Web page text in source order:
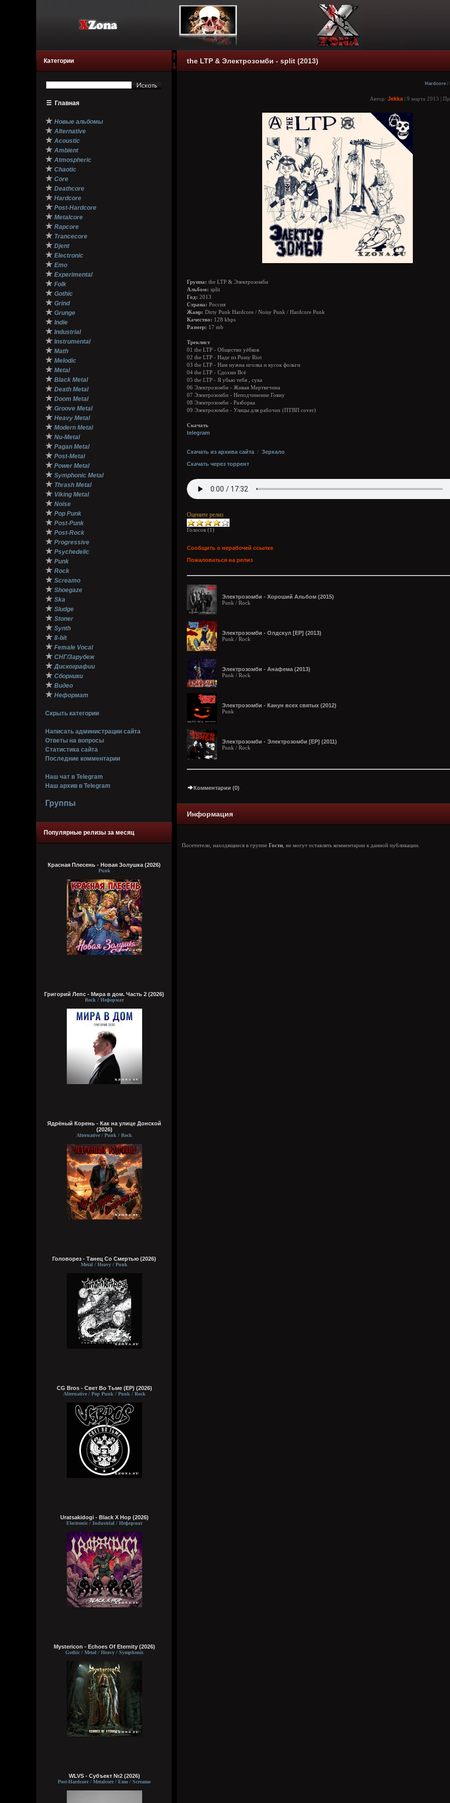
Категории
☰ Главная
★ Новые альбомы
★ Alternative
★ Acoustic
★ Ambient
★ Atmospheric
★ Chaotic
★ Core
★ Deathcore
★ Hardcore
★ Post-Hardcore
★ Metalcore
★ Rapcore
★ Trancecore
★ Djent
★ Electronic
★ Emo
★ Experimental
★ Folk
★ Gothic
★ Grind
★ Grunge
★ Indie
★ Industrial
★ Instrumental
★ Math
★ Melodic
★ Metal
★ Black Metal
★ Death Metal
★ Doom Metal
★ Groove Metal
★ Heavy Metal
★ Modern Metal
★ Nu-Metal
★ Pagan Metal
★ Post-Metal
★ Power Metal
★ Symphonic Metal
★ Thrash Metal
★ Viking Metal
★ Noise
★ Pop Punk
★ Post-Punk
★ Post-Rock
★ Progressive
★ Psychedelic
★ Punk
★ Rock
★ Screamo
★ Shoegaze
★ Ska
★ Sludge
★ Stoner
★ Synth
★ 8-bit
★ Female Vocal
★ СНГ/Зарубеж
★ Дискографии
★ Сборники
★ Видео
★ Неформат
Скрыть категории
Написать администрации сайта
Ответы на вопросы
Статистика сайта
Последние комментарии
Наш чат в Telegram
Наш архив в Telegram
Группы
Популярные релизы за месяц
Красная Плесень - Новая Золушка (2026)
Punk
Григорий Лепс - Мира в дом. Часть 2 (2026)
Rock / Неформат
Ядрёный Корень - Как на улице Донской
(2026)
Alternative / Punk / Rock
Головорез - Tанец Со Смертью (2026)
Metal / Heavy / Punk
CG Bros - Свет Во Тьме (EP) (2026)
Alternative / Pop Punk / Punk / Rock
Uratsakidogi - Black X Hop (2026)
Electronic / Industrial / Неформат
Mystericon - Echoes Of Eternity (2026)
Gothic / Metal / Heavy / Symphonic
WLVS - Субъект №2 (2026)
Post-Hardcore / Metalcore / Emo / Screamo
the LTP & Электрозомби - split (2013)
Hardcore /
Автор: Jekka | 9 марта 2013 |
Группа: the LTP & Электрозомби
Альбом: split
Год: 2013
Страна: Россия
Жанр: Dirty Punk Hardcore / Noisy Punk / Hardcore Punk
Качество: 128 kbps
Размер: 17 mb
Треклист
01 the LTP - Oбщество уёбков
02 the LTP - Наде из Pussy Riot
03 the LTP - Нам нужна иголка и кусок фольги
04 the LTP - Сдохни Всё
05 the LTP - Я убью тебя , сука
06 Электрозомби - Живая Мертвечина
07 Электрозомби - Неподчинение Говну
08 Электрозомби - Разборка
09 Электрозомби - Улицы для рабочих (ПТВП cover)
Скачать
telegram
Скачать из архива сайта / Зеркало
Скачать через торрент
Оцените релиз
Голосов (1)
Сообщить о нерабочей ссылке
Пожаловаться на релиз
Электрозомби - Хороший Альбом (2015)
Punk / Rock
Электрозомби - Олдскул [ЕР] (2013)
Punk / Rock
Электрозомби - Анафема (2013)
Punk / Rock
Электрозомби - Канун всех святых (2012)
Punk
Электрозомби - Электрозомби [ЕР] (2011)
Punk / Rock
Комментарии (0)
Информация
Посетители, находящиеся в группе Гости , не могут оставлять комментарии к данной публикации.